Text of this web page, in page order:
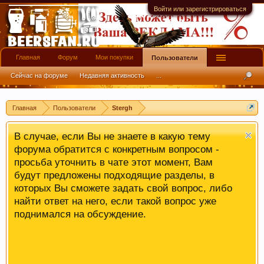
Войти или зарегистрироваться
Главная Пользователи Stergh
служить средством их профилактики
В случае, если Вы не знаете в какую тему
форума обратится с конкретным вопросом -
просьба уточнить в чате этот момент, Вам
будут предложены подходящие разделы, в
которых Вы сможете задать свой вопрос, либо
найти ответ на него, если такой вопрос уже
поднимался на обсуждение.
Главная Форум Мои покупки Пользователи
Сейчас на форуме Недавняя активность ...